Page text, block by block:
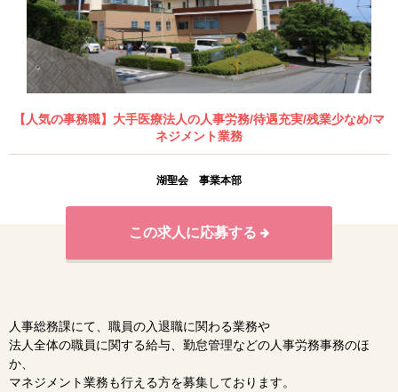
【人気の事務職】大手医療法人の人事労務/待遇充実/残業少なめ/マ
ネジメント業務
湖聖会 事業本部
この求人に応募する
人事総務課にて、職員の入退職に関わる業務や
法人全体の職員に関する給与、勤怠管理などの人事労務事務のほ
か、
マネジメント業務も行える方を募集しております。